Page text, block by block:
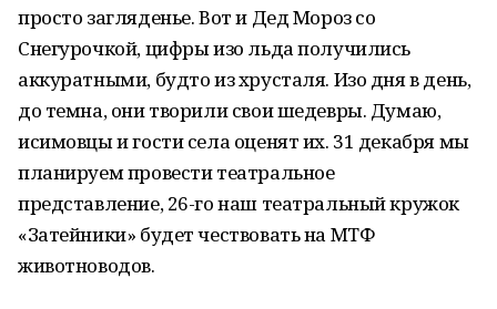
просто загляденье. Вот и Дед Мороз со
Снегурочкой, цифры изо льда получились
аккуратными, будто из хрусталя. Изо дня в день,
до темна, они творили свои шедевры. Думаю,
исимовцы и гости села оценят их. 31 декабря мы
планируем провести театральное
представление, 26-го наш театральный кружок
«Затейники» будет чествовать на МТФ
животноводов.